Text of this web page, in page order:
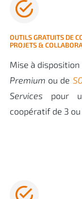
OUTILS GRATUITS DE
PROJETS &
Mise à disposition
Premium ou de
Services pour
coopératif de 3 ou